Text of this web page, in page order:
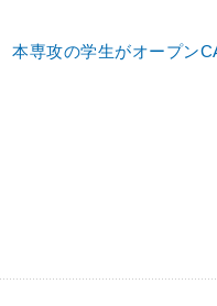
本専攻の学生がオープン